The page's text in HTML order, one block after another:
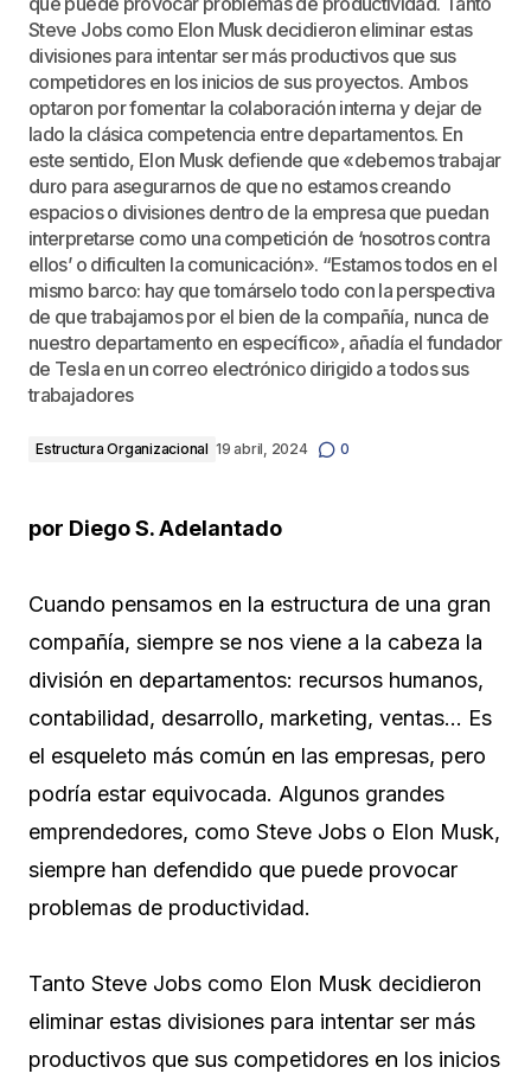
Steve Jobs como Elon Musk decidieron eliminar estas
divisiones para intentar ser más productivos que sus
competidores en los inicios de sus proyectos. Ambos
optaron por fomentar la colaboración interna y dejar de
lado la clásica competencia entre departamentos. En
este sentido, Elon Musk defiende que «debemos trabajar
duro para asegurarnos de que no estamos creando
espacios o divisiones dentro de la empresa que puedan
interpretarse como una competición de ‘nosotros contra
ellos’ o dificulten la comunicación». “Estamos todos en el
mismo barco: hay que tomárselo todo con la perspectiva
de que trabajamos por el bien de la compañía, nunca de
nuestro departamento en específico», añadía el fundador
de Tesla en un correo electrónico dirigido a todos sus
trabajadores
Estructura Organizacional 19 abril, 2024 0
por Diego S. Adelantado
Cuando pensamos en la estructura de una gran
compañía, siempre se nos viene a la cabeza la
división en departamentos: recursos humanos,
contabilidad, desarrollo, marketing, ventas… Es
el esqueleto más común en las empresas, pero
podría estar equivocada. Algunos grandes
emprendedores, como Steve Jobs o Elon Musk,
siempre han defendido que puede provocar
problemas de productividad.
Tanto Steve Jobs como Elon Musk decidieron
eliminar estas divisiones para intentar ser más
productivos que sus competidores en los inicios